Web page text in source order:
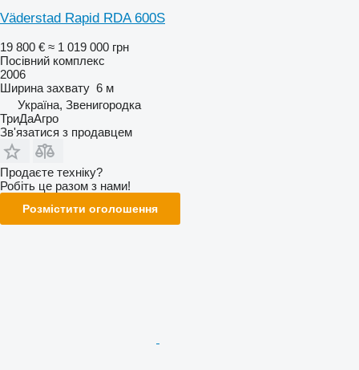
Väderstad Rapid RDA 600S
19 800 € ≈ 1 019 000 грн
Посівний комплекс
2006
Ширина захвату 6 м
Україна, Звенигородка
ТриДаАгро
Зв'язатися з продавцем
Продаєте техніку?
Робіть це разом з нами!
Розмістити оголошення